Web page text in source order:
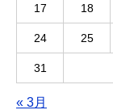
17 18
24 25
31
« 3月